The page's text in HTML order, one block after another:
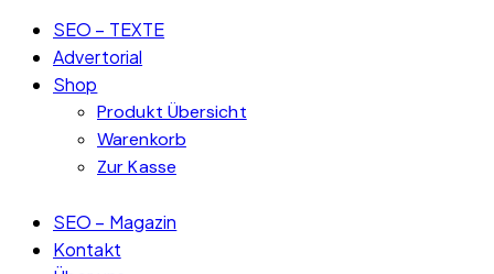
SEO – TEXTE
Advertorial
Shop
Produkt Übersicht
Warenkorb
Zur Kasse
SEO – Magazin
Kontakt